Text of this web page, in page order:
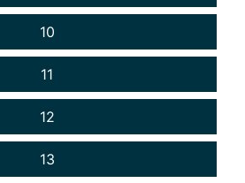
10
11
12
13